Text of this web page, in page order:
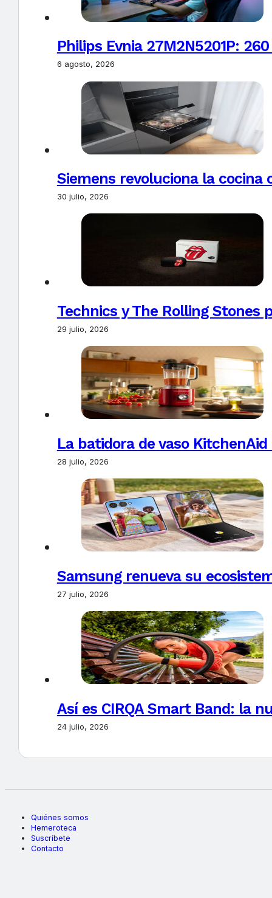
Philips Evnia 27M2N5201P:
6 agosto, 2026
Siemens revoluciona la
30 julio, 2026
Technics y The Rolling Stones
29 julio, 2026
La batidora de vaso
28 julio, 2026
Samsung renueva su
27 julio, 2026
Así es CIRQA Smart Band: la
24 julio, 2026
Quiénes somos
Hemeroteca
Suscríbete
Contacto